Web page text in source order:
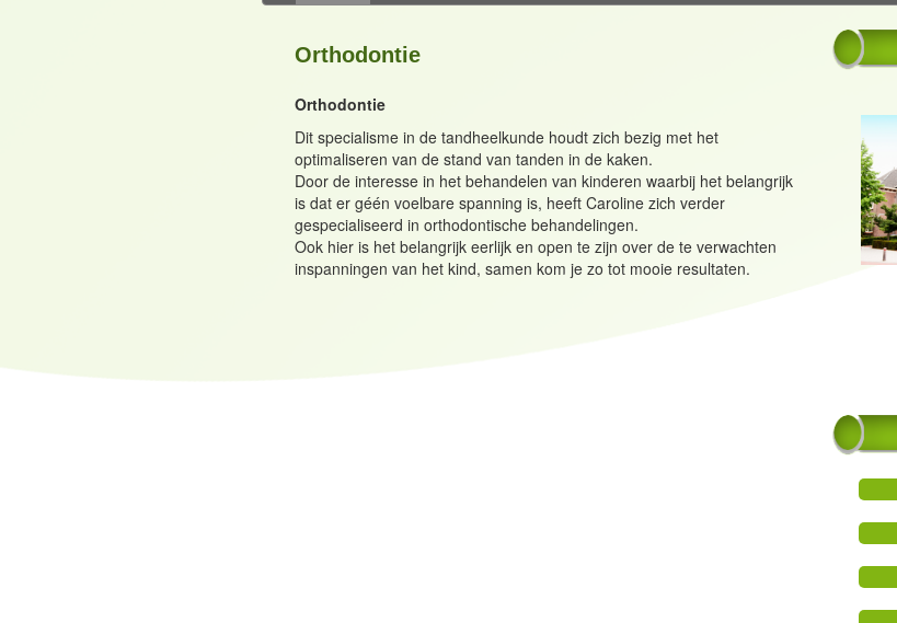
Orthodontie
Orthodontie
Dit specialisme in de tandheelkunde houdt zich bezig met het
optimaliseren van de stand van tanden in de kaken.
Door de interesse in het behandelen van kinderen waarbij het belangrijk
is dat er géén voelbare spanning is, heeft Caroline zich verder
gespecialiseerd in orthodontische behandelingen.
Ook hier is het belangrijk eerlijk en open te zijn over de te verwachten
inspanningen van het kind, samen kom je zo tot mooie resultaten.